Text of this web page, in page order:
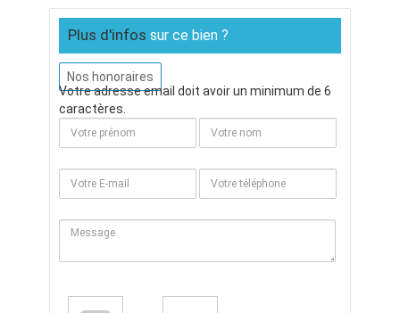
Plus d'infos sur ce bien ?
Nos honoraires
Votre adresse email doit avoir un minimum de 6
caractères.